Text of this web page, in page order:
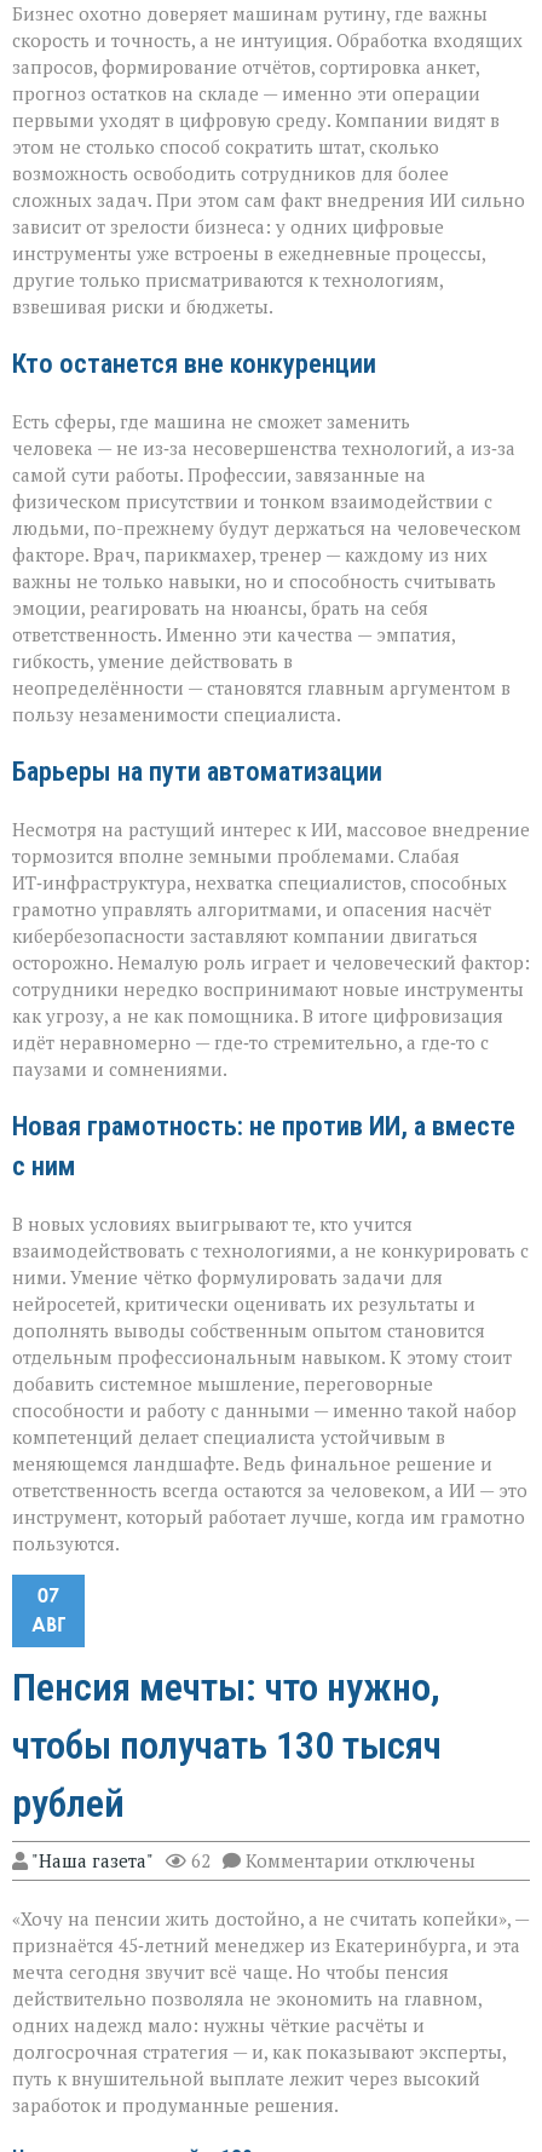
Бизнес охотно доверяет машинам рутину, где важны
скорость и точность, а не интуиция. Обработка входящих
запросов, формирование отчётов, сортировка анкет,
прогноз остатков на складе — именно эти операции
первыми уходят в цифровую среду. Компании видят в
этом не столько способ сократить штат, сколько
возможность освободить сотрудников для более
сложных задач. При этом сам факт внедрения ИИ сильно
зависит от зрелости бизнеса: у одних цифровые
инструменты уже встроены в ежедневные процессы,
другие только присматриваются к технологиям,
взвешивая риски и бюджеты.
Кто останется вне конкуренции
Есть сферы, где машина не сможет заменить
человека — не из‑за несовершенства технологий, а из‑за
самой сути работы. Профессии, завязанные на
физическом присутствии и тонком взаимодействии с
людьми, по-прежнему будут держаться на человеческом
факторе. Врач, парикмахер, тренер — каждому из них
важны не только навыки, но и способность считывать
эмоции, реагировать на нюансы, брать на себя
ответственность. Именно эти качества — эмпатия,
гибкость, умение действовать в
неопределённости — становятся главным аргументом в
пользу незаменимости специалиста.
Барьеры на пути автоматизации
Несмотря на растущий интерес к ИИ, массовое внедрение
тормозится вполне земными проблемами. Слабая
ИТ‑инфраструктура, нехватка специалистов, способных
грамотно управлять алгоритмами, и опасения насчёт
кибербезопасности заставляют компании двигаться
осторожно. Немалую роль играет и человеческий фактор:
сотрудники нередко воспринимают новые инструменты
как угрозу, а не как помощника. В итоге цифровизация
идёт неравномерно — где‑то стремительно, а где‑то с
паузами и сомнениями.
Новая грамотность: не против ИИ, а вместе
с ним
В новых условиях выигрывают те, кто учится
взаимодействовать с технологиями, а не конкурировать с
ними. Умение чётко формулировать задачи для
нейросетей, критически оценивать их результаты и
дополнять выводы собственным опытом становится
отдельным профессиональным навыком. К этому стоит
добавить системное мышление, переговорные
способности и работу с данными — именно такой набор
компетенций делает специалиста устойчивым в
меняющемся ландшафте. Ведь финальное решение и
ответственность всегда остаются за человеком, а ИИ — это
инструмент, который работает лучше, когда им грамотно
пользуются.
07
АВГ
Пенсия мечты: что нужно,
чтобы получать 130 тысяч
рублей
"Наша газета" 62 Комментарии к
записи
мечты:
что
нужно,
чтобы
получать
130
тысяч
рублей
отключены
«Хочу на пенсии жить достойно, а не считать копейки», —
признаётся 45‑летний менеджер из Екатеринбурга, и эта
мечта сегодня звучит всё чаще. Но чтобы пенсия
действительно позволяла не экономить на главном,
одних надежд мало: нужны чёткие расчёты и
долгосрочная стратегия — и, как показывают эксперты,
путь к внушительной выплате лежит через высокий
заработок и продуманные решения.